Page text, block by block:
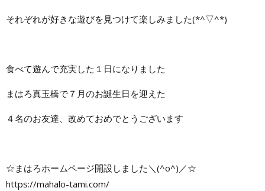
それぞれが好きな遊びを見つけて楽しみました(*^▽^*)
食べて遊んで充実した１日になりました
まはろ真玉橋で７月のお誕生日を迎えた
４名のお友達、改めておめでとうございます
☆まはろホームページ開設しました＼(^o^)／☆
https://mahalo-tami.com/